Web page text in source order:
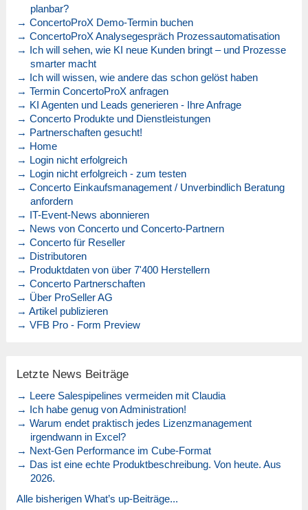
planbar?
→ ConcertoProX Demo-Termin buchen
→ ConcertoProX Analysegespräch Prozessautomatisation
→ Ich will sehen, wie KI neue Kunden bringt – und Prozesse
smarter macht
→ Ich will wissen, wie andere das schon gelöst haben
→ Termin ConcertoProX anfragen
→ KI Agenten und Leads generieren - Ihre Anfrage
→ Concerto Produkte und Dienstleistungen
→ Partnerschaften gesucht!
→ Home
→ Login nicht erfolgreich
→ Login nicht erfolgreich - zum testen
→ Concerto Einkaufsmanagement / Unverbindlich Beratung
anfordern
→ IT-Event-News abonnieren
→ News von Concerto und Concerto-Partnern
→ Concerto für Reseller
→ Distributoren
→ Produktdaten von über 7'400 Herstellern
→ Concerto Partnerschaften
→ Über ProSeller AG
→ Artikel publizieren
→ VFB Pro - Form Preview
Letzte News Beiträge
→ Leere Salespipelines vermeiden mit Claudia
→ Ich habe genug von Administration!
→ Warum endet praktisch jedes Lizenzmanagement
irgendwann in Excel?
→ Next-Gen Performance im Cube-Format
→ Das ist eine echte Produktbeschreibung. Von heute. Aus
2026.
Alle bisherigen What’s up-Beiträge...